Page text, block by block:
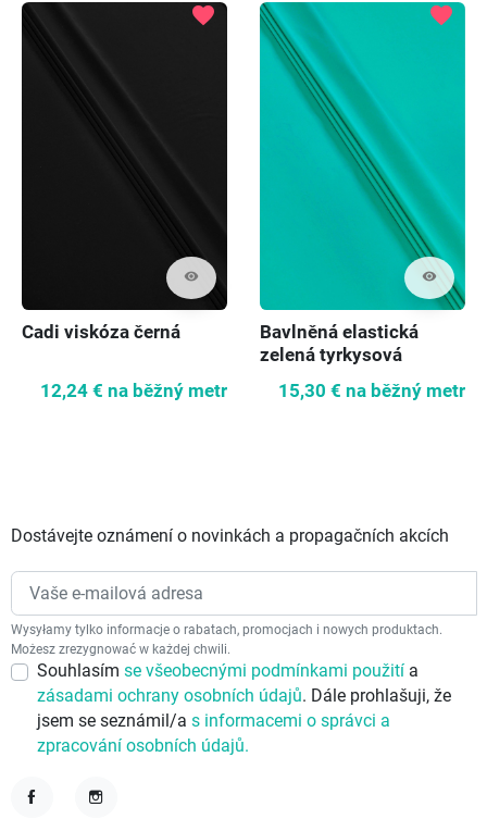
visibility
favorite
Cadi viskóza černá
12,24 € na běžný metr
visibility
favorite
Bavlněná elastická
zelená tyrkysová
15,30 € na běžný metr
Dostávejte oznámení o novinkách a propagačních akcích
Wysyłamy tylko informacje o rabatach, promocjach i nowych produktach.
Możesz zrezygnować w każdej chwili.
Souhlasím se všeobecnými podmínkami použití a
zásadami ochrany osobních údajů. Dále prohlašuji, že
jsem se seznámil/a s informacemi o správci a
zpracování osobních údajů.